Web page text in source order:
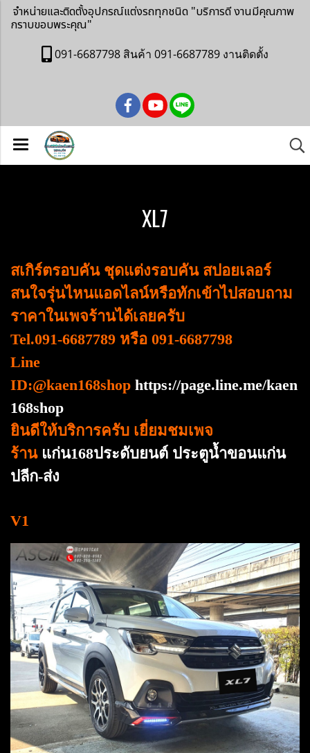
จำหน่ายและติดตั้งอุปกรณ์แต่งรถทุกชนิด "บริการดี งานมีคุณภาพ
กราบขอบพระคุณ"
091-6687798 สินค้า 091-6687789 งานติดตั้ง
XL7
สเกิร์ตรอบคัน ชุดแต่งรอบคัน สปอยเลอร์
สนใจรุ่นไหนแอดไลน์หรือทักเข้าไปสอบถาม
ราคาในเพจร้านได้เลยครับ
Tel.091-6687789 หรือ 091-6687798
Line
ID:@kaen168shop https://page.line.me/kaen
168shop
ยินดีให้บริการครับ เยี่ยมชมเพจ
ร้าน แก่น168ประดับยนต์ ประตูน้ำขอนแก่น
ปลีก-ส่ง
V1